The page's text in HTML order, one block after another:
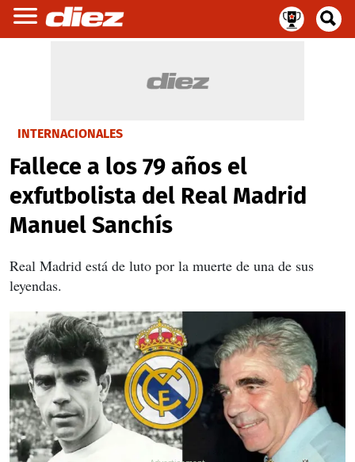
INTERNACIONALES
Fallece a los 79 años el
exfutbolista del Real Madrid
Manuel Sanchís
Real Madrid está de luto por la muerte de una de sus
leyendas.